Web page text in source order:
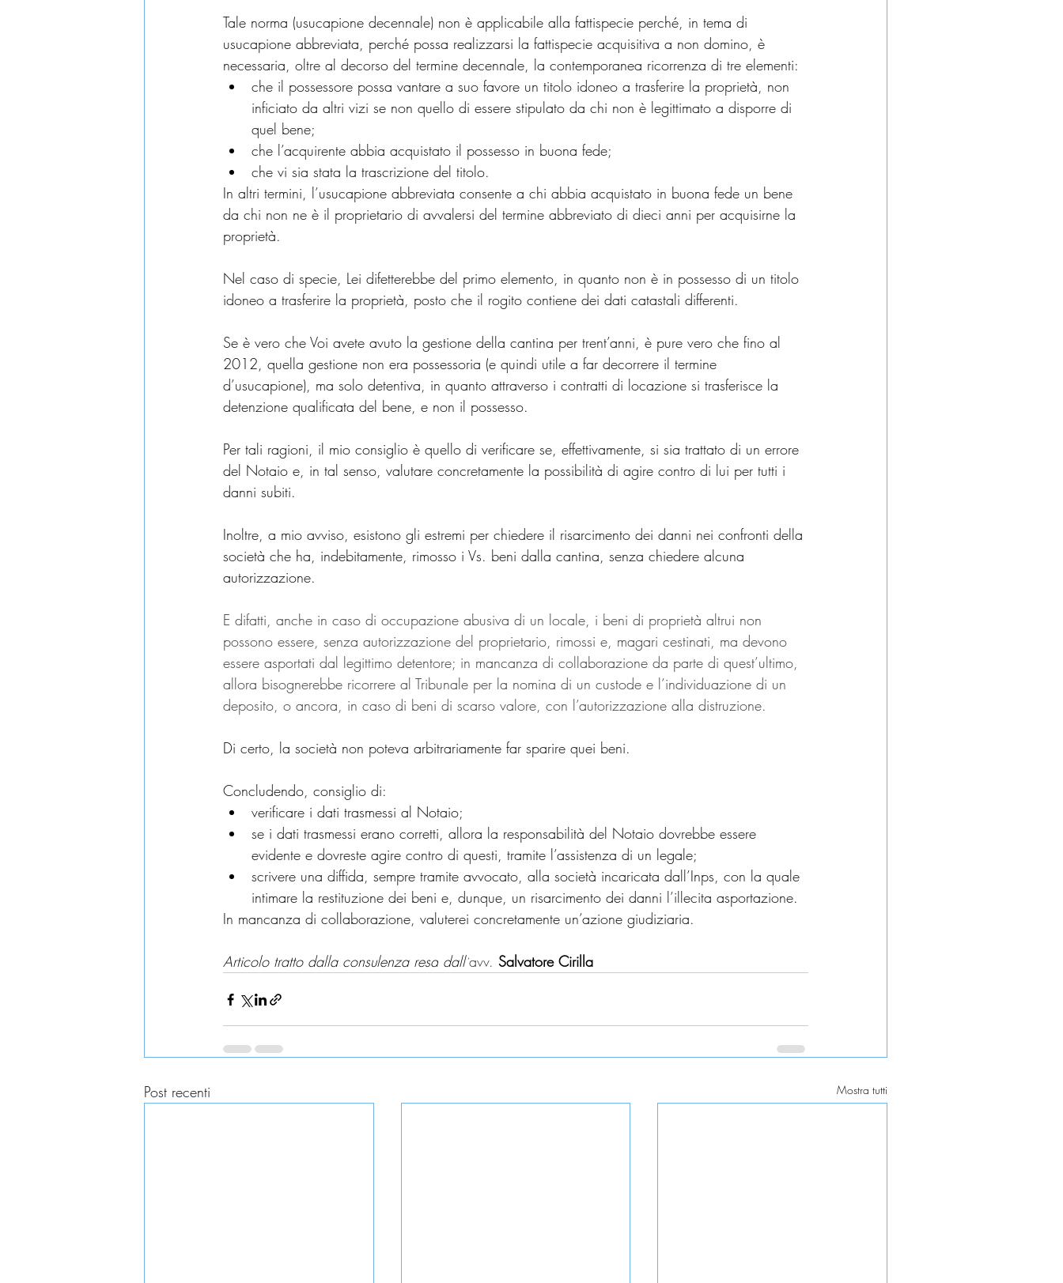
Tale norma (usucapione decennale) non è applicabile alla fattispecie perché, in tema di
usucapione abbreviata, perché possa realizzarsi la fattispecie acquisitiva a non domino, è
necessaria, oltre al decorso del termine decennale, la contemporanea ricorrenza di tre elementi:
che il possessore possa vantare a suo favore un titolo idoneo a trasferire la proprietà, non
inficiato da altri vizi se non quello di essere stipulato da chi non è legittimato a disporre di
quel bene;
che l’acquirente abbia acquistato il possesso in buona fede;
che vi sia stata la trascrizione del titolo.
In altri termini, l’usucapione abbreviata consente a chi abbia acquistato in buona fede un bene
da chi non ne è il proprietario di avvalersi del termine abbreviato di dieci anni per acquisirne la
proprietà.
Nel caso di specie, Lei difetterebbe del primo elemento, in quanto non è in possesso di un titolo
idoneo a trasferire la proprietà, posto che il rogito contiene dei dati catastali differenti.
Se è vero che Voi avete avuto la gestione della cantina per trent’anni, è pure vero che fino al
2012, quella gestione non era possessoria (e quindi utile a far decorrere il termine
d’usucapione), ma solo detentiva, in quanto attraverso i contratti di locazione si trasferisce la
detenzione qualificata del bene, e non il possesso.
Per tali ragioni, il mio consiglio è quello di verificare se, effettivamente, si sia trattato di un errore
del Notaio e, in tal senso, valutare concretamente la possibilità di agire contro di lui per tutti i
danni subiti.
Inoltre, a mio avviso, esistono gli estremi per chiedere il risarcimento dei danni nei confronti della
società che ha, indebitamente, rimosso i Vs. beni dalla cantina, senza chiedere alcuna
autorizzazione.
E difatti, anche in caso di occupazione abusiva di un locale, i beni di proprietà altrui non
possono essere, senza autorizzazione del proprietario, rimossi e, magari cestinati, ma devono
essere asportati dal legittimo detentore; in mancanza di collaborazione da parte di quest’ultimo,
allora bisognerebbe ricorrere al Tribunale per la nomina di un custode e l’individuazione di un
deposito, o ancora, in caso di beni di scarso valore, con l’autorizzazione alla distruzione.
Di certo, la società non poteva arbitrariamente far sparire quei beni.
Concludendo, consiglio di:
verificare i dati trasmessi al Notaio;
se i dati trasmessi erano corretti, allora la responsabilità del Notaio dovrebbe essere
evidente e dovreste agire contro di questi, tramite l’assistenza di un legale;
scrivere una diffida, sempre tramite avvocato, alla società incaricata dall’Inps, con la quale
intimare la restituzione dei beni e, dunque, un risarcimento dei danni l’illecita asportazione.
In mancanza di collaborazione, valuterei concretamente un’azione giudiziaria.
Articolo tratto dalla consulenza resa dall’avv. Salvatore Cirilla
Post recenti Mostra tutti